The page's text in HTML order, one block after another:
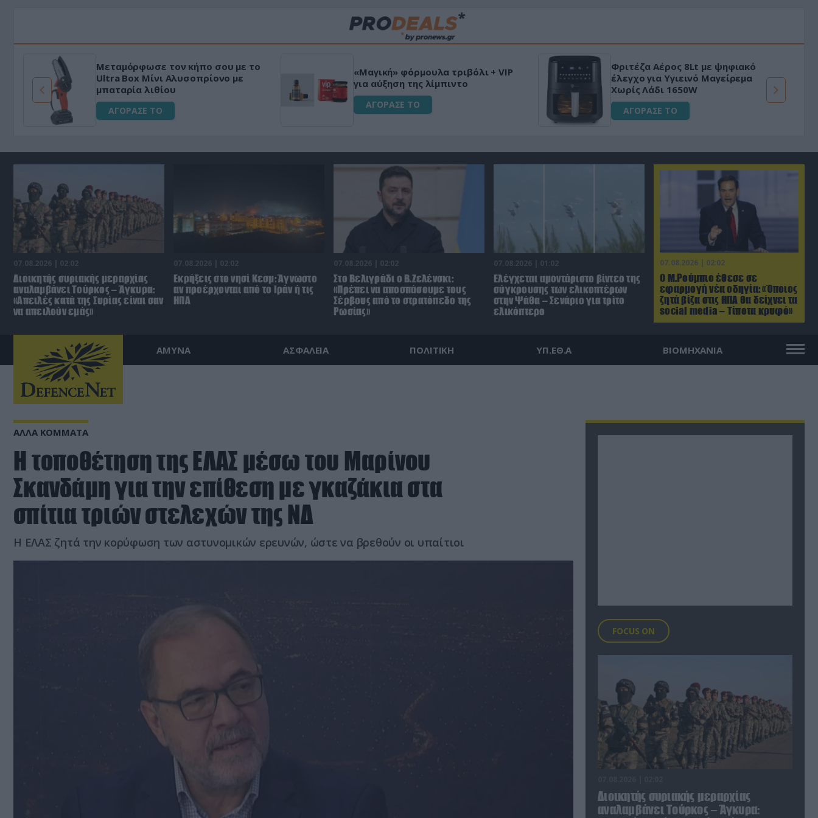
Μεταμόρφωσε τον κήπο σου με το
Ultra Box Μίνι Αλυσοπρίονο με
μπαταρία λιθίου
ΑΓΟΡΑΣΕ ΤΟ
«Μαγική» φόρμουλα τριβόλι + VIP
για αύξηση της λίμπιντο
ΑΓΟΡΑΣΕ ΤΟ
Φριτέζα Αέρος 8Lt με ψηφιακό
έλεγχο για Υγιεινό Μαγείρεμα
Χωρίς Λάδι 1650W
ΑΓΟΡΑΣΕ ΤΟ
07.08.2026 | 02:02
Ο Μ.Ρούμπιο έθεσε σε
εφαρμογή νέα οδηγία: «Όποιος
ζητά βίζα στις ΗΠΑ θα δείχνει τα
social media – Τίποτα κρυφό»
07.08.2026 | 02:02
Διοικητής συριακής μεραρχίας
αναλαμβάνει Τούρκος – Άγκυρα:
«Απειλές κατά της Συρίας είναι σαν
να απειλούν εμάς»
07.08.2026 | 02:02
Εκρήξεις στο νησί Κεσμ: Άγνωστο
αν προέρχονται από το Ιράν ή τις
ΗΠΑ
07.08.2026 | 02:02
Στο Βελιγράδι ο Β.Ζελένσκι:
«Πρέπει να αποσπάσουμε τους
Σέρβους από το στρατόπεδο της
Ρωσίας»
07.08.2026 | 01:02
Ελέγχεται αμοντάριστο βίντεο της
σύγκρουσης των ελικοπτέρων
στην Ψάθα – Σενάριο για τρίτο
ελικόπτερο
ΑΜΥΝΑ ΑΣΦΑΛΕΙΑ ΠΟΛΙΤΙΚΗ ΥΠ.ΕΘ.Α ΒΙΟΜΗΧΑΝΙΑ
ΑΛΛΑ ΚΟΜΜΑΤΑ
Η τοποθέτηση της ΕΛΑΣ μέσω του Μαρίνου
Σκανδάμη για την επίθεση με γκαζάκια στα
σπίτια τριών στελεχών της ΝΔ
Η ΕΛΑΣ ζητά την κορύφωση των αστυνομικών ερευνών, ώστε να βρεθούν οι υπαίτιοι
FOCUS ON
Διοικητής συριακής μεραρχίας
αναλαμβάνει Τούρκος – Άγκυρα: